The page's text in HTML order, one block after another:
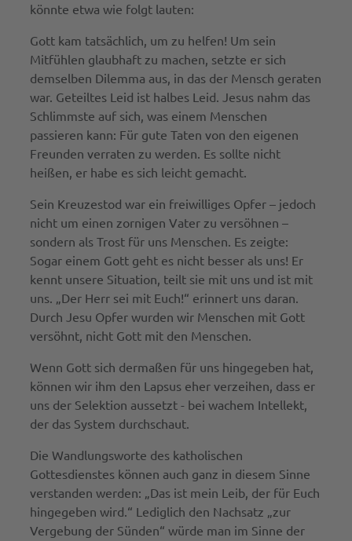
könnte etwa wie folgt lauten:
Gott kam tatsächlich, um zu helfen! Um sein
Mitfühlen glaubhaft zu machen, setzte er sich
demselben Dilemma aus, in das der Mensch geraten
war. Geteiltes Leid ist halbes Leid. Jesus nahm das
Schlimmste auf sich, was einem Menschen
passieren kann: Für gute Taten von den eigenen
Freunden verraten zu werden. Es sollte nicht
heißen, er habe es sich leicht gemacht.
Sein Kreuzestod war ein freiwilliges Opfer – jedoch
nicht um einen zornigen Vater zu versöhnen –
sondern als Trost für uns Menschen. Es zeigte:
Sogar einem Gott geht es nicht besser als uns! Er
kennt unsere Situation, teilt sie mit uns und ist mit
uns. „Der Herr sei mit Euch!“ erinnert uns daran.
Durch Jesu Opfer wurden wir Menschen mit Gott
versöhnt, nicht Gott mit den Menschen.
Wenn Gott sich dermaßen für uns hingegeben hat,
können wir ihm den Lapsus eher verzeihen, dass er
uns der Selektion aussetzt - bei wachem Intellekt,
der das System durchschaut.
Die Wandlungsworte des katholischen
Gottesdienstes können auch ganz in diesem Sinne
verstanden werden: „Das ist mein Leib, der für Euch
hingegeben wird.“ Lediglich den Nachsatz „zur
Vergebung der Sünden“ würde man im Sinne der